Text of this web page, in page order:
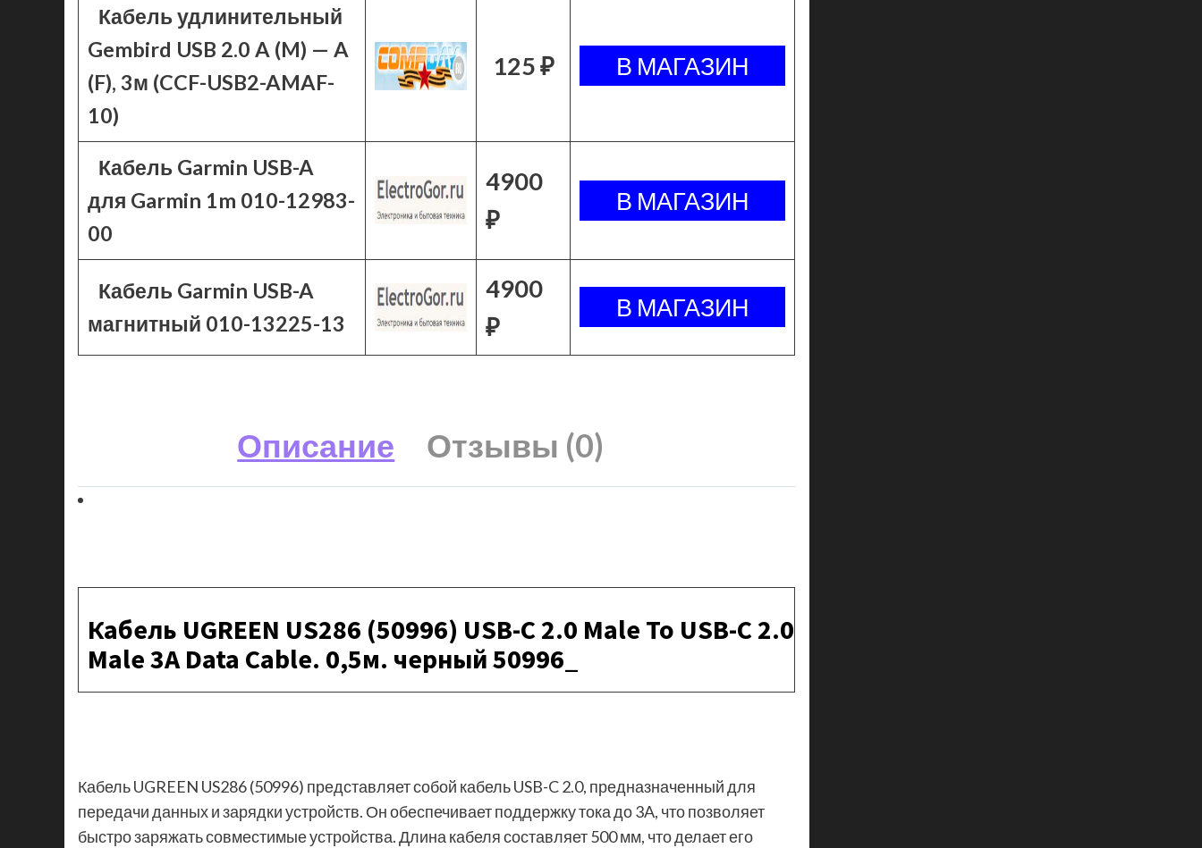
Кабель удлинительный
Gembird USB 2.0 A (M) — A
(F), 3м (CCF-USB2-AMAF-
10)
125 ₽
Кабель Garmin USB-A
для Garmin 1m 010-12983-
00
4900
₽
Кабель Garmin USB-A
магнитный 010-13225-13
4900
₽
Описание Отзывы (0)
Кабель UGREEN US286 (50996) USB-C 2.0 Male To USB-C 2.0
Male 3A Data Cable. 0,5м. черный 50996_
Кабель UGREEN US286 (50996) представляет собой кабель USB-C 2.0, предназначенный для
передачи данных и зарядки устройств. Он обеспечивает поддержку тока до 3A, что позволяет
быстро заряжать совместимые устройства. Длина кабеля составляет 500 мм, что делает его